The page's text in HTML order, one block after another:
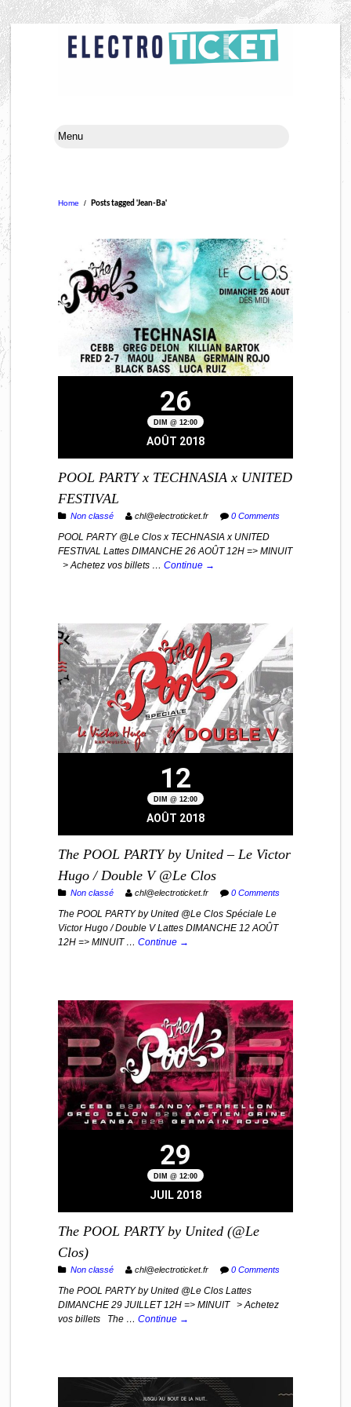
Home / Posts tagged 'Jean-Ba'
26
DIM @ 12:00
AOÛT 2018
POOL PARTY x TECHNASIA x UNITED
FESTIVAL
Non classé chl@electroticket.fr 0 Comments
POOL PARTY @Le Clos x TECHNASIA x UNITED
FESTIVAL Lattes DIMANCHE 26 AOÛT 12H => MINUIT
> Achetez vos billets … Continue →
12
DIM @ 12:00
AOÛT 2018
The POOL PARTY by United – Le Victor
Hugo / Double V @Le Clos
Non classé chl@electroticket.fr 0 Comments
The POOL PARTY by United @Le Clos Spéciale Le
Victor Hugo / Double V Lattes DIMANCHE 12 AOÛT
12H => MINUIT … Continue →
29
DIM @ 12:00
JUIL 2018
The POOL PARTY by United (@Le
Clos)
Non classé chl@electroticket.fr 0 Comments
The POOL PARTY by United @Le Clos Lattes
DIMANCHE 29 JUILLET 12H => MINUIT > Achetez
vos billets The … Continue →